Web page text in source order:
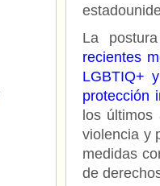
La
recientes
LGBTIQ+
protección
los
violencia y
medidas
de